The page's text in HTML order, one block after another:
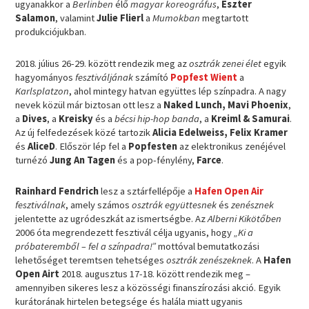
ugyanakkor aBerlinben élőmagyar koreográfus, Eszter
Salamon, valamintJulie FlierlaMumokban megtartott
produkciójukban.
2018. július 26-29. között rendezik meg azosztrák zenei életegyik
hagyományosfesztiváljánakszámító Popfest Wienta
Karlsplatzon, ahol mintegy hatvan együttes lép színpadra. A nagy
nevek közül már biztosan ott lesz a Naked Lunch, Mavi Phoenix,
a Dives, a Kreiskyés abécsi hip-hop banda, a Kreiml & Samurai.
Az új felfedezések közé tartozikAlicia Edelweiss, Felix Kramer
ésAliceD. Először lép fel a Popfestenaz elektronikus zenéjével
turnézóJung An Tagenés a pop-fénylény, Farce.
Rainhard Fendrichlesz a sztárfellépője a Hafen Open Air
fesztiválnak, amely számososztrák együttesnekészenésznek
jelentette az ugródeszkát az ismertségbe. AzAlberni Kikötőben
2006 óta megrendezett fesztivál célja ugyanis, hogy„Ki a
próbateremből – fel a színpadra!”mottóval bemutatkozási
lehetőséget teremtsen tehetségesosztrák zenészeknek. A Hafen
Open Airt 2018. augusztus 17-18. között rendezik meg –
amennyiben sikeres lesz a közösségi finanszírozási akció. Egyik
kurátorának hirtelen betegsége és halála miatt ugyanis